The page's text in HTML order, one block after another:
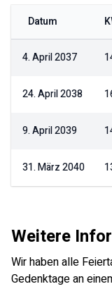
Datum
4. April 2037
24. April 2038
9. April 2039
31. März 2040
Weitere
Wir haben alle
Gedenktage an